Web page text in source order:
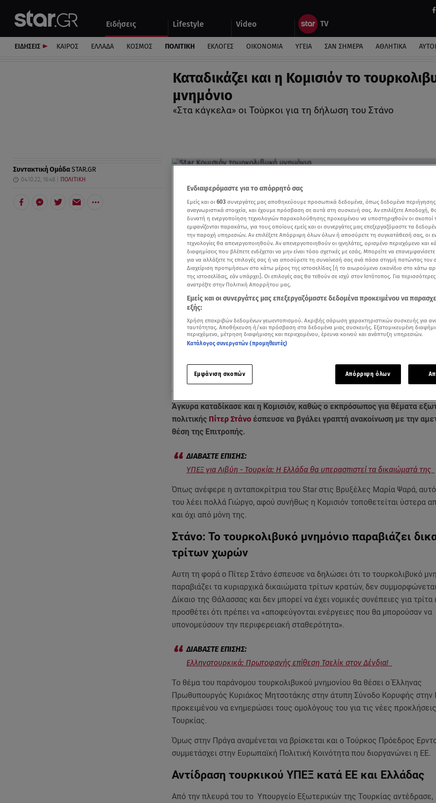
Ειδήσεις Lifestyle Video
Αυτοκίνητο
ΕΙΔΗΣΕΙΣ ΚΑΙΡΟΣ ΕΛΛΑΔΑ ΚΟΣΜΟΣ ΠΟΛΙΤΙΚΗ ΕΚΛΟΓΕΣ ΟΙΚΟΝΟΜΙΑ ΥΓΕΙΑ ΣΑΝ ΣΗΜΕΡΑ ΑΘΛΗΤΙΚΑ
Καταδικάζει και η Κομισιόν το
μνημόνιο
«Στα κάγκελα» οι Τούρκοι για τη δήλωση του Στάνο
Συντακτική ΟμάδαSTAR.GR
04.10.22, 16:48 ΠΟΛΙΤΙΚΗ
Δείτε περισσότερα άρθρα μας στα αποτελέσματα αναζήτησης
Το
Άγκυρα καταδίκασε και η Κομισιόν, καθώς ο εκπρόσωπος για θέματα
πολιτικής Πίτερ Στάνοέσπευσε να βγάλει γραπτή ανακοίνωση με την
θέση της Επιτροπής.
ΥΠΕΞ για Λιβύη - Τουρκία: Η Ελλάδα θα υπερασπιστεί τα δικαιώματά της
Όπως ανέφερε η ανταποκρίτρια του Star στις Βρυξέλες Μαρία Ψαρά,
του λέει πολλά Γιώργο, αφού συνήθως η Κομισιόν τοποθετείται ύστερα
και όχι από μόνη της.
Στάνο: Το τουρκολιβυκό μνημόνιο παραβιάζει
τρίτων χωρών
Αυτη τη φορά ο Πίτερ Στάνο έσπευσε να δηλώσει ότι το τουρκολιβυκό
παραβιάζει τα κυριαρχικά δικαιώματα τρίτων κρατών, δεν
Δίκαιο της Θάλασσας και δεν μπορεί να έχει νομικές συνέπειες για τρίτα
προσθέτει ότι πρέπει να «αποφεύγονται ενέργειες που θα μπορούσαν να
υπονομεύσουν την περιφερειακή σταθερότητα».
Ελληνοτουρκικά: Πρωτοφανής επίθεση Τσελίκ στον Δένδια!
Το θέμα του παράνομου τουρκολιβυκού μνημονίου θα θέσει ο Έλληνας
Πρωθυπουργός Κυριάκος Μητσοτάκης στην άτυπη Σύνοδο Κορυφής στην
προκειμένου να ενημερώσει τους ομολόγους του για τις νέες
Τουρκίας.
Όμως στην Πράγα αναμένεται να βρίσκεται και ο Τούρκος Πρόεδρος
συμμετάσχει στην Ευρωπαϊκή Πολιτική Κοινότητα που διοργανώνει η ΕΕ.
Αντίδραση τουρκικού ΥΠΕΞ κατά ΕΕ και Ελλάδας
Από την πλευρά του το Υπουργείο Εξωτερικών της Τουρκίας αντέδρασε,
Ενδιαφερόμαστε για το απόρρητό σας
Εμείς και οι 603 συνεργάτες μας αποθηκεύουμε προσωπικά δεδομένα, όπως δεδομένα
αναγνωριστικά στοιχεία, και έχουμε πρόσβαση σε αυτά στη συσκευή σας. Αν επιλέξετε Αποδοχή,
δυνατή η ενεργοποίηση τεχνολογιών παρακολούθησης προκειμένου να υποστηριχθούν οι σκοποί
εμφανίζονται παρακάτω, για τους οποίους εμείς και οι συνεργάτες μας επεξεργαζόμαστε τα
την παροχή υπηρεσιών. Αν επιλέξετε Απόρριψη όλων όλων ή αποσύρετε τη συγκατάθεσή σας, οι
τεχνολογίες θα απενεργοποιηθούν. Αν απενεργοποιηθούν οι ιχνηλάτες, ορισμένο περιεχόμενο και
διαφημίσεις που βλέπετε ενδέχεται να μην είναι τόσο σχετικές με εσάς. Μπορείτε να
για να αλλάξετε τις επιλογές σας ή να αποσύρετε τη συναίνεσή σας ανά πάσα στιγμή πατώντας τον
Διαχείριση προτιμήσεων στο κάτω μέρος της ιστοσελίδας [ή το αιωρούμενο εικονίδιο στο κάτω
της ιστοσελίδας, εάν υπάρχει]. Οι επιλογές σας θα τεθούν σε ισχύ στον Ιστότοπος. Για
ανατρέξτε στην Πολιτική Απορρήτου μας.
Εμείς και οι συνεργάτες μας επεξεργαζόμαστε δεδομένα προκειμένου να
εξής:
Χρήση επακριβών δεδομένων γεωεντοπισμού. Ακριβής σάρωση χαρακτηριστικών συσκευής για
ταυτότητας. Αποθήκευση ή/και πρόσβαση στα δεδομένα μιας συσκευής. Εξατομικευμένη
περιεχόμενο, μέτρηση διαφήμισης και περιεχομένου, έρευνα κοινού και ανάπτυξη υπηρεσιών.
Κατάλογος συνεργατών (προμηθευτές)
Εμφάνιση σκοπών Απόρριψη όλων